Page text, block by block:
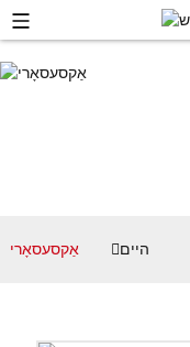
היים אַקסעסאָרי